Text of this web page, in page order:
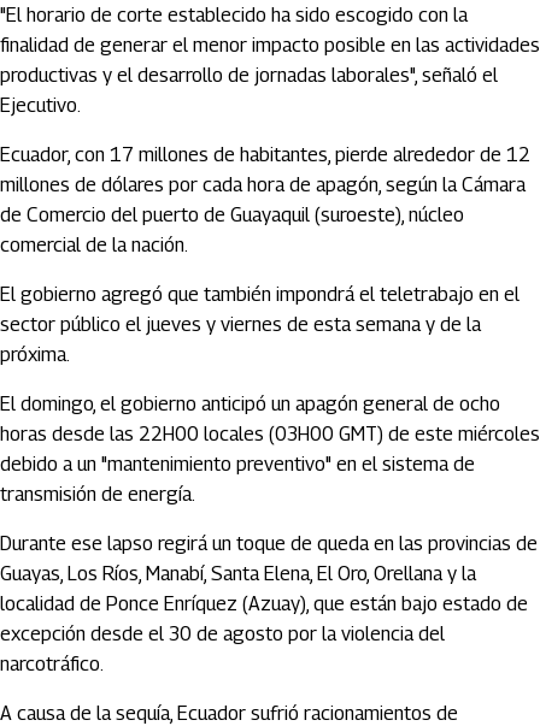
"El horario de corte establecido ha sido escogido con la
finalidad de generar el menor impacto posible en las actividades
productivas y el desarrollo de jornadas laborales", señaló el
Ejecutivo.
Ecuador, con 17 millones de habitantes, pierde alrededor de 12
millones de dólares por cada hora de apagón, según la Cámara
de Comercio del puerto de Guayaquil (suroeste), núcleo
comercial de la nación.
El gobierno agregó que también impondrá el teletrabajo en el
sector público el jueves y viernes de esta semana y de la
próxima.
El domingo, el gobierno anticipó un apagón general de ocho
horas desde las 22H00 locales (03H00 GMT) de este miércoles
debido a un "mantenimiento preventivo" en el sistema de
transmisión de energía.
Durante ese lapso regirá un toque de queda en las provincias de
Guayas, Los Ríos, Manabí, Santa Elena, El Oro, Orellana y la
localidad de Ponce Enríquez (Azuay), que están bajo estado de
excepción desde el 30 de agosto por la violencia del
narcotráfico.
A causa de la sequía, Ecuador sufrió racionamientos de